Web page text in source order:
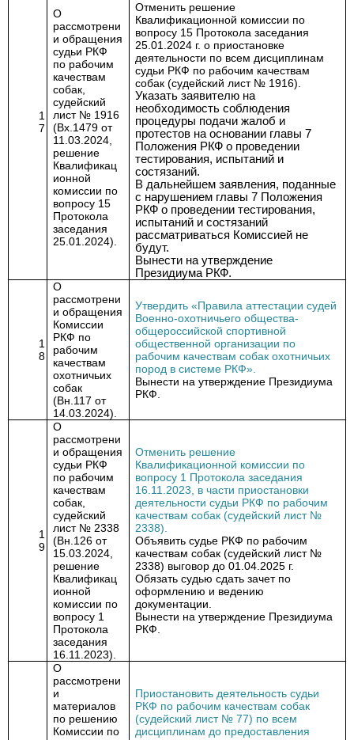
1
7
О
рассмотрени
и обращения
судьи РКФ
по рабочим
качествам
собак,
судейский
лист № 1916
(Вх.1479 от
11.03.2024,
решение
Квалификац
ионной
комиссии по
вопросу 15
Протокола
заседания
25.01.2024).
Отменить решение
Квалификационной комиссии по
вопросу 15 Протокола заседания
25.01.2024 г. о приостановке
деятельности по всем дисциплинам
судьи РКФ по рабочим качествам
собак (судейский лист № 1916).
Указать заявителю на
необходимость соблюдения
процедуры подачи жалоб и
протестов на основании главы 7
Положения РКФ о проведении
тестирования, испытаний и
состязаний.
В дальнейшем заявления, поданные
с нарушением главы 7 Положения
РКФ о проведении тестирования,
испытаний и состязаний
рассматриваться Комиссией не
будут.
Вынести на утверждение
Президиума РКФ.
1
8
О
рассмотрени
и обращения
Комиссии
РКФ по
рабочим
качествам
охотничьих
собак
(Вн.117 от
14.03.2024).
Утвердить «Правила аттестации судей
Военно-охотничьего общества-
общероссийской спортивной
общественной организации по
рабочим качествам собак охотничьих
пород в системе РКФ».
Вынести на утверждение Президиума
РКФ.
1
9
О
рассмотрени
и обращения
судьи РКФ
по рабочим
качествам
собак,
судейский
лист № 2338
(Вн.126 от
15.03.2024,
решение
Квалификац
ионной
комиссии по
вопросу 1
Протокола
заседания
16.11.2023).
Отменить решение
Квалификационной комиссии по
вопросу 1 Протокола заседания
16.11.2023, в части приостановки
деятельности судьи РКФ по рабочим
качествам собак (судейский лист №
2338).
Объявить судье РКФ по рабочим
качествам собак (судейский лист №
2338) выговор до 01.04.2025 г.
Обязать судью сдать зачетпо
оформлению и ведению
документации.
Вынести на утверждение Президиума
РКФ.
О
рассмотрени
и
материалов
по решению
Комиссии по
Приостановить деятельность судьи
РКФ по рабочим качествам собак
(судейский лист № 77) по всем
дисциплинам до предоставления